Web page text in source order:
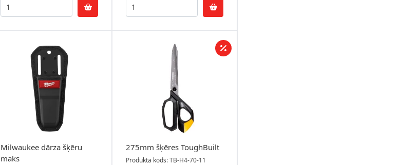
Milwaukee dārza šķēru
maks
275mm šķēres ToughBuilt
Produkta kods: TB-H4-70-11